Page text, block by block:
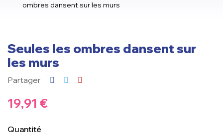
ombres dansent sur les murs
Seules les ombres dansent sur
les murs
Partager
19,91 €
Quantité